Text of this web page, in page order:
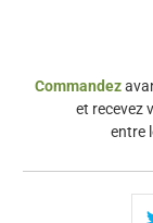
Commandez
et recevez
entre